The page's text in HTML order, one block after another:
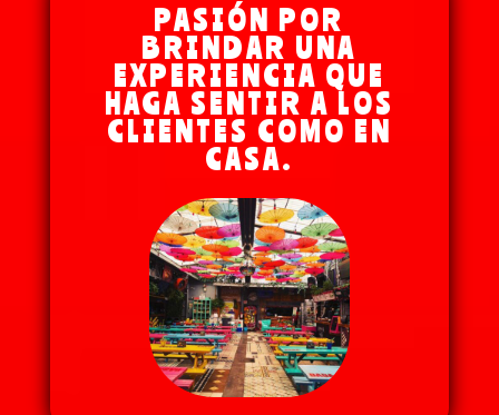
PASIÓN POR
BRINDAR UNA
EXPERIENCIA QUE
HAGA SENTIR A LOS
CLIENTES COMO EN
CASA.